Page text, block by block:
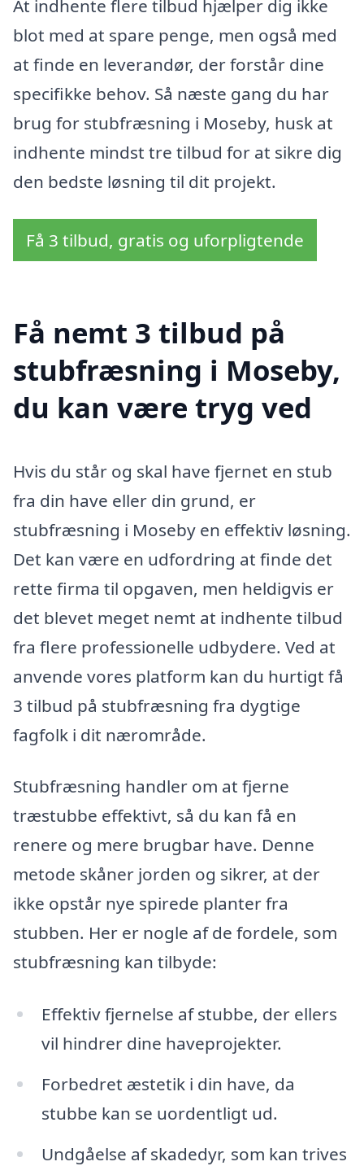
At indhente flere tilbud hjælper dig ikke
blot med at spare penge, men også med
at finde en leverandør, der forstår dine
specifikke behov. Så næste gang du har
brug for stubfræsning i Moseby, husk at
indhente mindst tre tilbud for at sikre dig
den bedste løsning til dit projekt.
Få 3 tilbud, gratis og uforpligtende
Få nemt 3 tilbud på
stubfræsning i Moseby,
du kan være tryg ved
Hvis du står og skal have fjernet en stub
fra din have eller din grund, er
stubfræsning i Moseby en effektiv løsning.
Det kan være en udfordring at finde det
rette firma til opgaven, men heldigvis er
det blevet meget nemt at indhente tilbud
fra flere professionelle udbydere. Ved at
anvende vores platform kan du hurtigt få
3 tilbud på stubfræsning fra dygtige
fagfolk i dit nærområde.
Stubfræsning handler om at fjerne
træstubbe effektivt, så du kan få en
renere og mere brugbar have. Denne
metode skåner jorden og sikrer, at der
ikke opstår nye spirede planter fra
stubben. Her er nogle af de fordele, som
stubfræsning kan tilbyde:
Effektiv fjernelse af stubbe, der ellers
vil hindrer dine haveprojekter.
Forbedret æstetik i din have, da
stubbe kan se uordentligt ud.
Undgåelse af skadedyr, som kan trives